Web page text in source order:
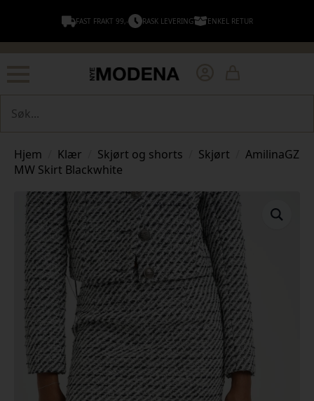
FAST FRAKT 99,- RASK LEVERING ENKEL RETUR
Hjem Klær Skjørt og shorts Skjørt
AmilinaGZ
MW Skirt Blackwhite